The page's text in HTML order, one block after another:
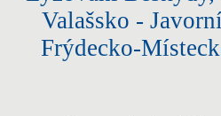
Valašsko -
Frýdecko-